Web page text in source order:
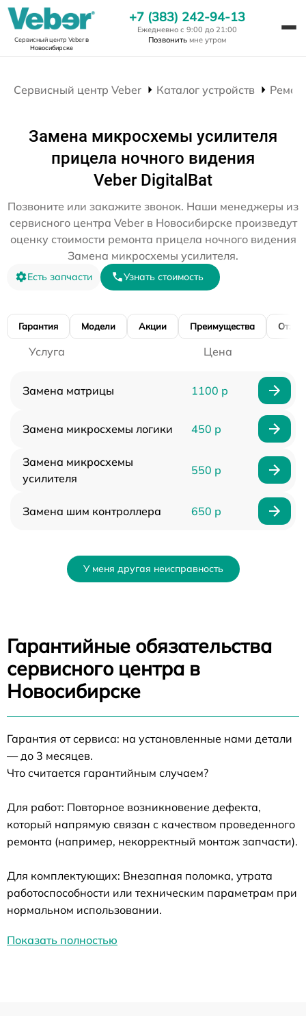
Сервисный центр Veberв
Новосибирске
+7 (383) 242-94-13
Ежедневно с 9:00 до 21:00
Позвонить мне утром
Сервисный центр Veber Каталог устройств
Замена микросхемы усилителя
прицела ночного видения
Veber DigitalBat
Позвоните или закажите звонок. Наши менеджеры из
сервисного центра Veber в Новосибирске произведут
оценку стоимости ремонта прицела ночного видения
Замена микросхемы усилителя.
Есть запчасти Узнать стоимость
Гарантия Модели Акции Преимущества
Услуга Цена
Замена матрицы 1100 р
Замена микросхемы логики 450 р
Замена микросхемы
усилителя
550 р
Замена шим контроллера 650 р
У меня другая неисправность
Гарантийные обязательства
сервисного центра в
Новосибирске
Гарантия от сервиса: на установленные нами детали
— до 3 месяцев.
Что считается гарантийным случаем?
Для работ: Повторное возникновение дефекта,
который напрямую связан с качеством проведенного
ремонта (например, некорректный монтаж запчасти).
Для комплектующих: Внезапная поломка, утрата
работоспособности или техническим параметрам при
нормальном использовании.
Показать полностью